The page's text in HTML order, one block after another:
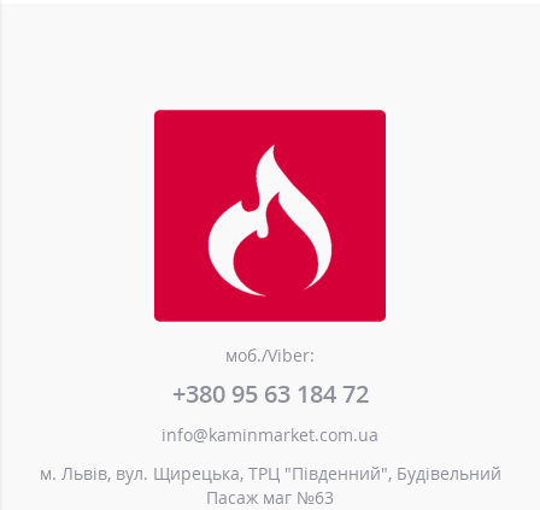
моб./Viber:
+380 95 63 184 72
info@kaminmarket.com.ua
м. Львів, вул. Щирецька, ТРЦ "Південний", Будівельний
Пасаж маг №63